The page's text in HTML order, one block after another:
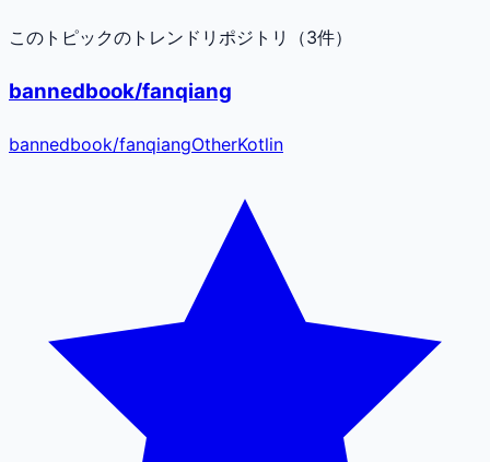
このトピックのトレンドリポジトリ（3件）
bannedbook/fanqiang
bannedbook/fanqiangOtherKotlin